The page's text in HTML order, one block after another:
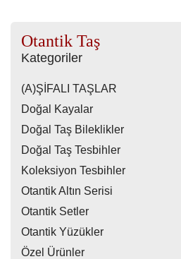
Otantik Taş
Kategoriler
(A)ŞİFALI TAŞLAR
Doğal Kayalar
Doğal Taş Bileklikler
Doğal Taş Tesbihler
Koleksiyon Tesbihler
Otantik Altın Serisi
Otantik Setler
Otantik Yüzükler
Özel Ürünler